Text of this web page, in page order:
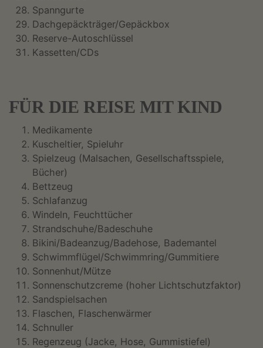
Spanngurte
Dachgepäckträger/Gepäckbox
Reserve-Autoschlüssel
Kassetten/CDs
FÜR DIE REISE MIT KIND
Medikamente
Kuscheltier, Spieluhr
Spielzeug (Malsachen, Gesellschaftsspiele,
Bücher)
Bettzeug
Schlafanzug
Windeln, Feuchttücher
Strandschuhe/Badeschuhe
Bikini/Badeanzug/Badehose, Bademantel
Schwimmflügel/Schwimmring/Gummitiere
Sonnenhut/Mütze
Sonnenschutzcreme (hoher Lichtschutzfaktor)
Sandspielsachen
Flaschen, Flaschenwärmer
Schnuller
Regenzeug (Jacke, Hose, Gummistiefel)